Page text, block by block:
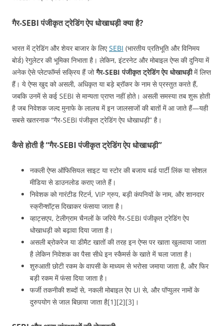
गैर‑SEBI पंजीकृत ट्रेडिंग ऐप धोखाधड़ी क्या है?
भारत में ट्रेडिंग और शेयर बाजार के लिए SEBI (भारतीय प्रतिभूति और विनिमय
बोर्ड) रेगुलेटर की भूमिका निभाता है। लेकिन, इंटरनेट और मोबाइल ऐप्स की दुनिया में
अनेक ऐसे प्लेटफॉर्म्स सक्रिय हैं जोगैर‑SEBI पंजीकृत ट्रेडिंग ऐप धोखाधड़ीमें लिप्त
हैं। ये ऐप्स खुद को असली, अधिकृत या बड़े ब्रॉकर के नाम से प्रस्तुत करते हैं,
जबकि उनमें से कई SEBI से मान्यता प्राप्त नहीं होते। असली समस्या तब शुरू होती
है जब निवेशक जल्द मुनाफे के लालच में इन जालसाजों की बातों में आ जाते हैं—यही
सबसे खतरनाक “गैर‑SEBI पंजीकृत ट्रेडिंग ऐप धोखाधड़ी” है।
कैसे होती है “गैर‑SEBI पंजीकृत ट्रेडिंग ऐप धोखाधड़ी”
नकली ऐप्स ऑफिसियल साइट या स्टोर की बजाय थर्ड पार्टी लिंक या सोशल
मीडिया से डाउनलोड कराए जाते हैं।
निवेशक को गारंटीड रिटर्न, VIP ग्रुप, बड़ी कंपनियों के नाम, और शानदार
स्क्रीन्शॉट्स दिखाकर फंसाया जाता है।
व्हाट्सएप, टेलीग्राम चैनलों के जरिये गैर‑SEBI पंजीकृत ट्रेडिंग ऐप
धोखाधड़ी को बढ़ावा दिया जाता है।
असली ब्रोकरेज या डीमैट खातों की तरह इन ऐप्स पर खाता खुलवाया जाता
है लेकिन निवेशक का पैसा सीधे इन स्कैमर्स के खाते में चला जाता है।
शुरुआती छोटी रकम के वापसी के माध्यम से भरोसा जमाया जाता है, और फिर
बड़ी रकम में फंसा दिया जाता है।
फर्जी तकनीकी शब्दों से, नकली मोबाइल ऐप UI से, और पॉप्युलर नामों के
दुरुपयोग से जाल बिछाया जाता है[1][2][3]।